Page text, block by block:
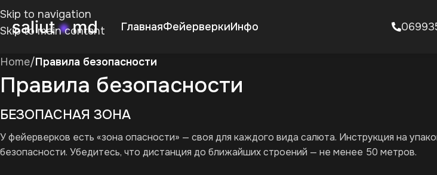
Skip to navigation
Skip to main content
ГлавнаяФейерверкиИнфо
Home/Правила безопасности
Правила безопасности
БЕЗОПАСНАЯ ЗОНА
У фейерверков есть «зона опасности» — своя для каждого вида салюта. Инструкция на
безопасности. Убедитесь, что дистанция до ближайших строений — не менее 50 метров.